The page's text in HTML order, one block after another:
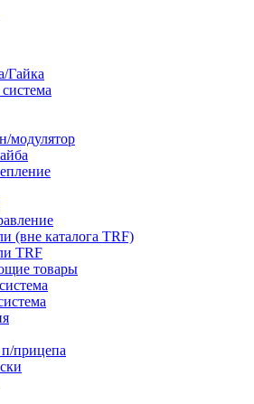
Гайка
модулятор
(вне каталога TRF)
TRF
товары
прицепа